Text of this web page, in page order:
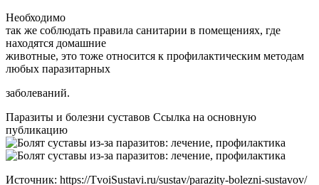
Необходимо
так же соблюдать правила санитарии в помещениях, где
находятся домашние
животные, это тоже относится к профилактическим методам
любых паразитарных
заболеваний.
Паразиты и болезни суставов Ссылка на основную
публикацию
Источник: https://TvoiSustavi.ru/sustav/parazity-bolezni-sustavov/